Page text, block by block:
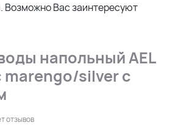
Возможно Вас заинтересуют
напольный AEL
marengo/silver с
отзывов